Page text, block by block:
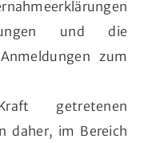
und die
zum
getretenen
daher, im Bereich